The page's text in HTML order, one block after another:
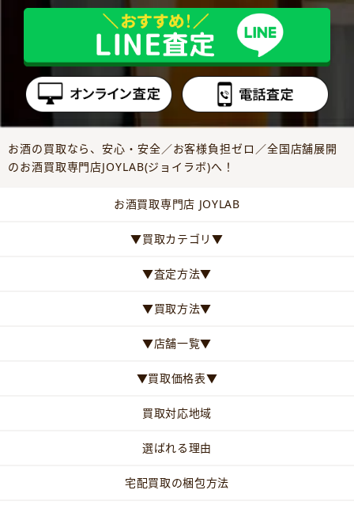
お酒の買取なら、安心・安全／お客様負担ゼロ／全国店舗展開
のお酒買取専門店JOYLAB(ジョイラボ)へ！
お酒買取専門店 JOYLAB
▼買取カテゴリ▼
▼査定方法▼
▼買取方法▼
▼店舗一覧▼
▼買取価格表▼
買取対応地域
選ばれる理由
宅配買取の梱包方法